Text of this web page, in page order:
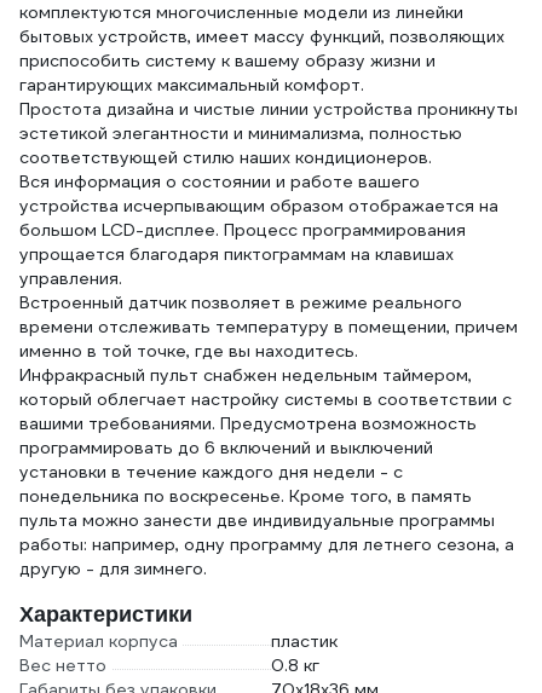
комплектуются многочисленные модели из линейки
бытовых устройств, имеет массу функций, позволяющих
приспособить систему к вашему образу жизни и
гарантирующих максимальный комфорт.
Простота дизайна и чистые линии устройства проникнуты
эстетикой элегантности и минимализма, полностью
соответствующей стилю наших кондиционеров.
Вся информация о состоянии и работе вашего
устройства исчерпывающим образом отображается на
большом LCD-дисплее. Процесс программирования
упрощается благодаря пиктограммам на клавишах
управления.
Встроенный датчик позволяет в режиме реального
времени отслеживать температуру в помещении, причем
именно в той точке, где вы находитесь.
Инфракрасный пульт снабжен недельным таймером,
который облегчает настройку системы в соответствии с
вашими требованиями. Предусмотрена возможность
программировать до 6 включений и выключений
установки в течение каждого дня недели - с
понедельника по воскресенье. Кроме того, в память
пульта можно занести две индивидуальные программы
работы: например, одну программу для летнего сезона, а
другую - для зимнего.
Характеристики
Материал корпуса
пластик
Вес нетто
0.8 кг